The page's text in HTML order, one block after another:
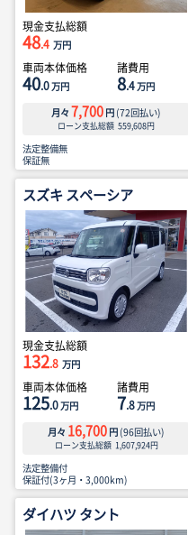
現金支払総額
48.4 万円
車両本体価格
40.0万円
諸費用
8.4万円
月々 7,700 円 (72回払い)
ローン支払総額 559,608円
法定整備無
保証無
スズキ スペーシア
現金支払総額
132.8 万円
車両本体価格
125.0万円
諸費用
7.8万円
月々 16,700 円 (96回払い)
ローン支払総額 1,607,924円
法定整備付
保証付(3ヶ月・3,000km)
ダイハツ タント